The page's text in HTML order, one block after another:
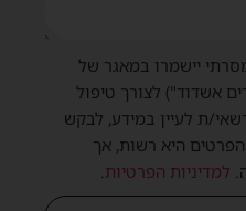
יישמרו במאגר של
אשדוד") לצורך טיפול
רשאי/ת לעיין במידע, לבקש
היא רשות, אך
למדיניות הפרטיות